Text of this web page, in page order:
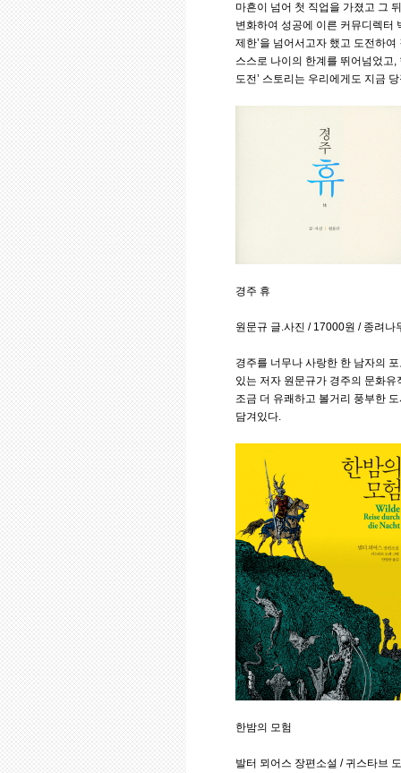
마흔이 넘어 첫 직업을 가졌고 그
변화하여 성공에 이른 커뮤디렉터
제한’을 넘어서고자 했고 도전하
스스로 나이의 한계를 뛰어넘었고,
도전’ 스토리는 우리에게도 지금
경주 휴
원문규 글.사진 / 17000원 / 종려나
경주를 너무나 사랑한 한 남자의
있는 저자 원문규가 경주의 문화
조금 더 유쾌하고 볼거리 풍부한
담겨있다.
한밤의 모험
발터 뫼어스 장편소설 / 귀스타브